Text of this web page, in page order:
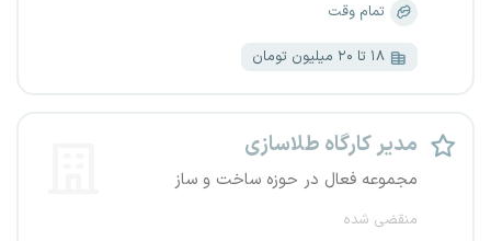
تمام وقت
۱۸ تا ۲۰ میلیون تومان
مدیر کارگاه طلاسازی
مجموعه فعال در حوزه ساخت و ساز
منقضی شده